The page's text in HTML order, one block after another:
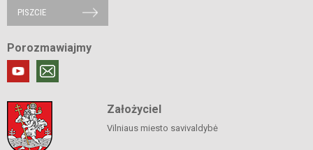
PISZCIE
Porozmawiajmy
Założyciel
Vilniaus miesto savivaldybė